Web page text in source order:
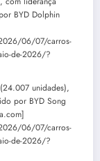
BYD Dolphin
06/07/carros-
de-2026/?
unidades),
por BYD Song
06/07/carros-
de-2026/?